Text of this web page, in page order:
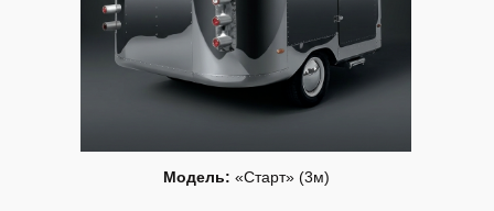
Модель: «Старт» (3м)